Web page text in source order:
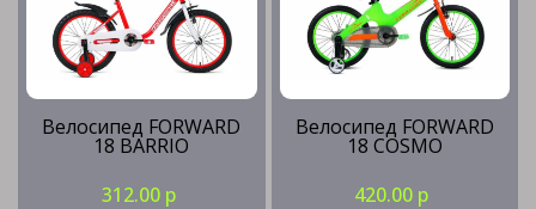
Велосипед FORWARD
18 BARRIO
312.00 р
Велосипед FORWARD
18 COSMO
420.00 р